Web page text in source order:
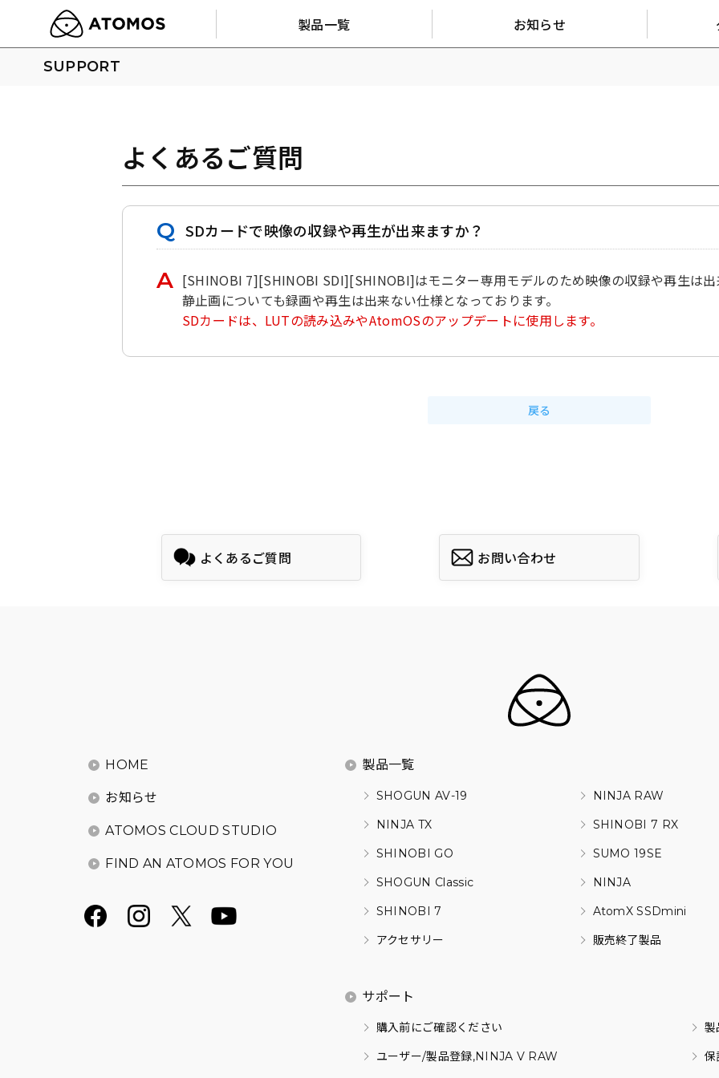
製品一覧 お知らせ
SUPPORT
よくあるご質問
SDカードで映像の収録や再生が出来ますか？
[SHINOBI 7][SHINOBI SDI][SHINOBI]はモニター専用モデルのため映像の収録や再生は出
静止画についても録画や再生は出来ない仕様となっております。
SDカードは、LUTの読み込みやAtomOSのアップデートに使用します。
戻る
よくあるご質問 お問い合わせ
HOME
お知らせ
ATOMOS CLOUD STUDIO
FIND AN ATOMOS FOR YOU
製品一覧
SHOGUN AV-19 NINJA RAW
NINJA TX
SHINOBI 7 RX
SHINOBI GO
SUMO 19SE
SHOGUN Classic
NINJA
SHINOBI 7
AtomX SSDmini
アクセサリー
販売終了製品
サポート
購入前にご確認ください
製
ユーザー/製品登録,NINJA V RAW
保